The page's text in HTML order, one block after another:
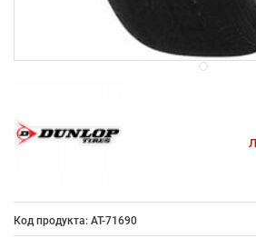
Код продукта: AT-71690